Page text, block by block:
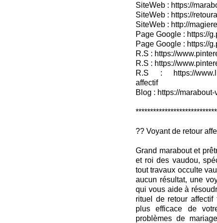
SiteWeb : https://
SiteWeb : https://
SiteWeb : http://
Page Google : https://
Page Google : https://
R.S : https://
R.S : https://
R.S : https://
affectif
Blog : https://
?? Voyant de retour
Grand marabout et
et roi des vaudou,
tout travaux occulte
aucun résultat, une
qui vous aide à
rituel de retour
plus efficace de
problèmes de